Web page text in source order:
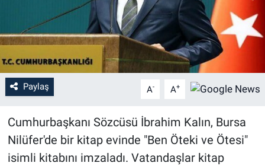
Paylaş A- A+
Cumhurbaşkanı Sözcüsü İbrahim Kalın, Bursa
Nilüfer'de bir kitap evinde "Ben Öteki ve Ötesi"
isimli kitabını imzaladı. Vatandaşlar kitap
Ekonomi
Teknoloji
Siyaset